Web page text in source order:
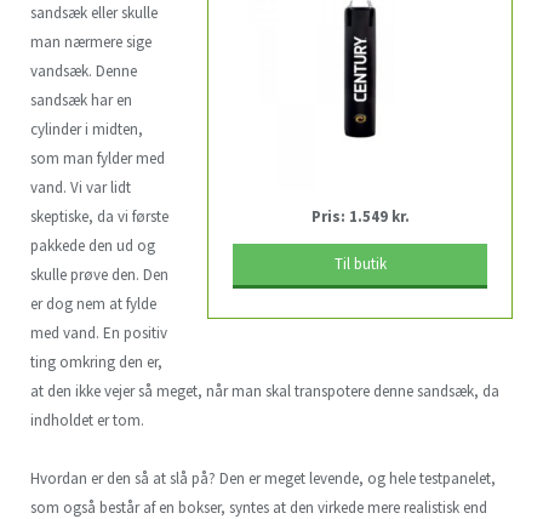
Pris: 1.549 kr.
Til butik
sandsæk eller skulle
man nærmere sige
vandsæk. Denne
sandsæk har en
cylinder i midten,
som man fylder med
vand. Vi var lidt
skeptiske, da vi første
pakkede den ud og
skulle prøve den. Den
er dog nem at fylde
med vand. En positiv
ting omkring den er,
at den ikke vejer så meget, når man skal transpotere denne sandsæk, da
indholdet er tom.
Hvordan er den så at slå på? Den er meget levende, og hele testpanelet,
som også består af en bokser, syntes at den virkede mere realistisk end